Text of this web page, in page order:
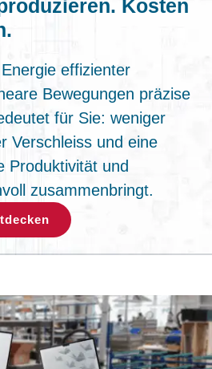
Kosten
effizienter
Bewegungen präzise
für Sie: weniger
Verschleiss und eine
Produktivität und
zusammenbringt.